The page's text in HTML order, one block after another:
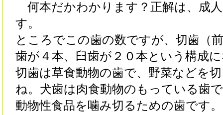
何本だかわかります？正解は、成
す。
ところでこの歯の数ですが、切歯（
歯が４本、臼歯が２０本という構成
切歯は草食動物の歯で、野菜などを
ね。犬歯は肉食動物のもっている歯
動物性食品を噛み切るための歯です